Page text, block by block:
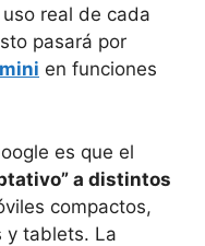
real de cada
pasará por
en funciones
es que el
a distintos
compactos,
y tablets. La